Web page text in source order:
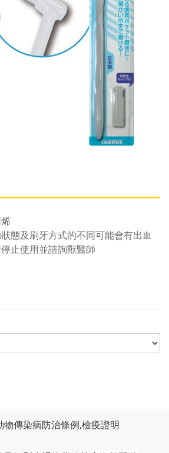
態及刷牙方式的不同可能會有出血
止使用並諮詢獸醫師